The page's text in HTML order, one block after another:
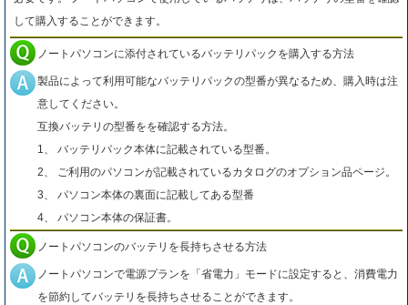
して購入することができます。
ノートパソコンに添付されているバッテリパックを購入する方法
製品によって利用可能なバッテリパックの型番が異なるため、購入時は注
意してください。
互換バッテリの型番をを確認する方法。
1、 バッテリパック本体に記載されている型番。
2、 ご利用のパソコンが記載されているカタログのオプション品ページ。
3、 パソコン本体の裏面に記載してある型番
4、 パソコン本体の保証書。
ノートパソコンのバッテリを長持ちさせる方法
ノートパソコンで電源プランを「省電力」モードに設定すると、消費電力
を節約してバッテリを長持ちさせることができます。